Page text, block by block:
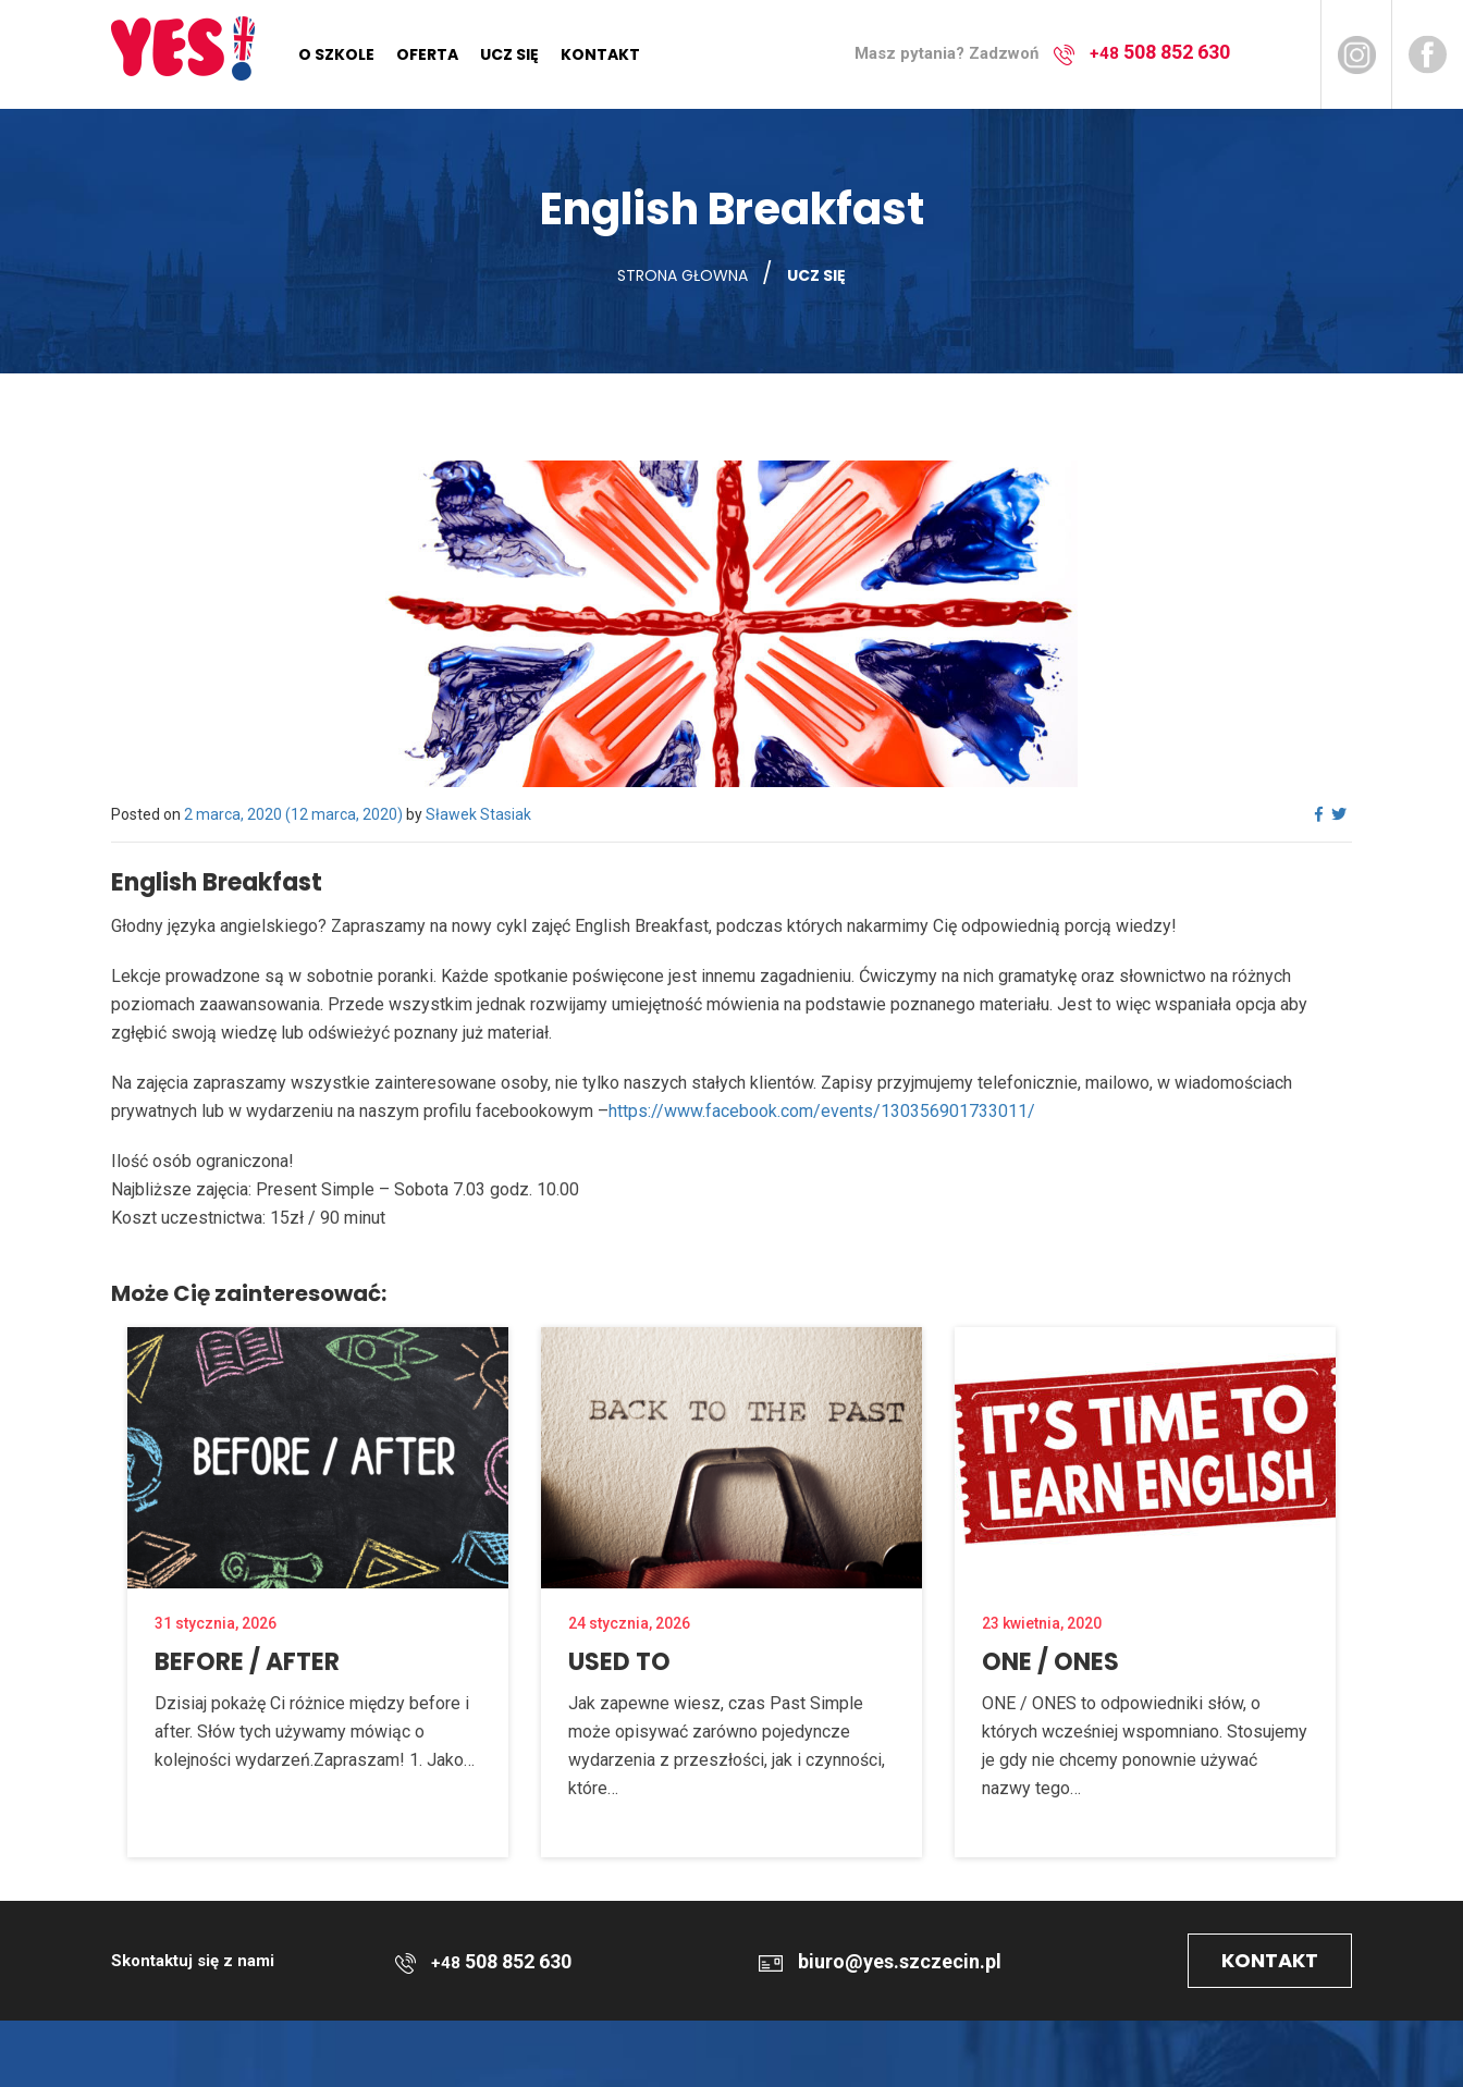
O SZKOLE OFERTA UCZ SIĘ KONTAKT Masz pytania? Zadzwoń +48508 852 630
English Breakfast
STRONA GŁOWNA / UCZ SIĘ
Posted on 2 marca, 2020 (12 marca, 2020) bySławek Stasiak
English Breakfast
Głodny języka angielskiego? Zapraszamy na nowy cykl zajęć English Breakfast, podczas których nakarmimy Cię odpowiednią porcją wiedzy!
Lekcje prowadzone są w sobotnie poranki. Każde spotkanie poświęcone jest innemu zagadnieniu. Ćwiczymy na nich gramatykę oraz słownictwo na różnych
poziomach zaawansowania. Przede wszystkim jednak rozwijamy umiejętność mówienia na podstawie poznanego materiału. Jest to więc wspaniała opcja aby
zgłębić swoją wiedzę lub odświeżyć poznany już materiał.
Na zajęcia zapraszamy wszystkie zainteresowane osoby, nie tylko naszych stałych klientów. Zapisy przyjmujemy telefonicznie, mailowo, w wiadomościach
prywatnych lub w wydarzeniu na naszym profilu facebookowym –https://www.facebook.com/events/130356901733011/
Ilość osób ograniczona!
Najbliższe zajęcia: Present Simple – Sobota 7.03 godz. 10.00
Koszt uczestnictwa: 15zł / 90 minut
Może Cię zainteresować:
31 stycznia, 2026
BEFORE / AFTER
Dzisiaj pokażę Ci różnice między before i
after. Słów tych używamy mówiąc o
kolejności wydarzeń.Zapraszam! 1. Jako…
24 stycznia, 2026
USED TO
Jak zapewne wiesz, czas Past Simple
może opisywać zarówno pojedyncze
wydarzenia z przeszłości, jak i czynności,
które…
23 kwietnia, 2020
ONE / ONES
ONE / ONES to odpowiedniki słów, o
których wcześniej wspomniano. Stosujemy
je gdy nie chcemy ponownie używać
nazwy tego…
Skontaktuj się z nami +48 508 852 630 biuro@yes.szczecin.pl KONTAKT